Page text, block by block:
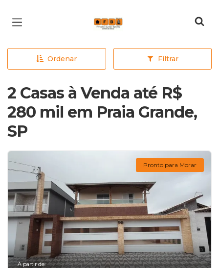
Página inicial
Ordenar Filtrar
2 Casas à Venda até R$
280 mil em Praia Grande,
SP
Pronto para Morar
A partir de: